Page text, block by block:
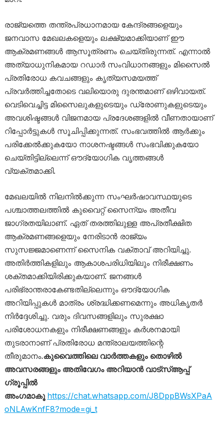
രാജ്യത്തെ തന്ത്രപ്രധാനമായ കേന്ദ്രങ്ങളെയും
ജനവാസ മേഖലകളെയും ലക്ഷ്യമാക്കിയാണ് ഈ
ആക്രമണങ്ങൾ ആസൂത്രണം ചെയ്തിരുന്നത്. എന്നാൽ
അത്യാധുനികമായ റഡാർ സംവിധാനങ്ങളും മിസൈൽ
പ്രതിരോധ കവചങ്ങളും കൃത്യസമയത്ത്
പ്രവർത്തിച്ചതോടെ വലിയൊരു ദുരന്തമാണ് ഒഴിവായത്.
വെടിവെച്ചിട്ട മിസൈലുകളുടെയും ഡ്രോണുകളുടെയും
അവശിഷ്ടങ്ങൾ വിജനമായ പ്രദേശങ്ങളിൽ വീണതായാണ്
റിപ്പോർട്ടുകൾ സൂചിപ്പിക്കുന്നത്. സംഭവത്തിൽ ആർക്കും
പരിക്കേൽക്കുകയോ നാശനഷ്ടങ്ങൾ സംഭവിക്കുകയോ
ചെയ്തിട്ടില്ലെന്ന് ഔദ്യോഗിക വൃത്തങ്ങൾ
വ്യക്തമാക്കി.
മേഖലയിൽ നിലനിൽക്കുന്ന സംഘർഷാവസ്ഥയുടെ
പശ്ചാത്തലത്തിൽ കുവൈറ്റ് സൈന്യം അതീവ
ജാഗ്രതയിലാണ്. ഏത് തരത്തിലുള്ള അപ്രതീക്ഷിത
ആക്രമണങ്ങളെയും നേരിടാൻ രാജ്യം
സുസജ്ജമാണെന്ന് സൈനിക വക്താവ് അറിയിച്ചു.
അതിർത്തികളിലും ആകാശപരിധിയിലും നിരീക്ഷണം
ശക്തമാക്കിയിരിക്കുകയാണ്. ജനങ്ങൾ
പരിഭ്രാന്തരാകേണ്ടതില്ലെന്നും ഔദ്യോഗിക
അറിയിപ്പുകൾ മാത്രം ശ്രദ്ധിക്കണമെന്നും അധികൃതർ
നിർദ്ദേശിച്ചു. വരും ദിവസങ്ങളിലും സുരക്ഷാ
പരിശോധനകളും നിരീക്ഷണങ്ങളും കർശനമായി
തുടരാനാണ് പ്രതിരോധ മന്ത്രാലയത്തിന്റെ
തീരുമാനം.കുവൈത്തിലെ വാർത്തകളും തൊഴിൽ
അവസരങ്ങളും അതിവേഗം അറിയാൻ വാട്സ്ആപ്പ്
ഗ്രൂപ്പിൽ
അംഗമാകൂ https://chat.whatsapp.com/J8DppBWsXPaA
oNLAwKnfF8?mode=gi_t